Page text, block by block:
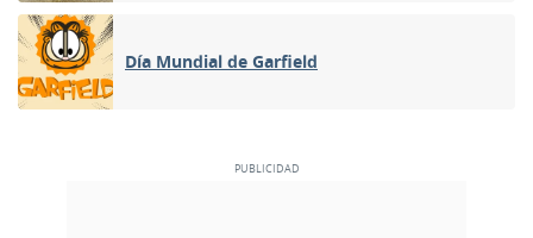
Día Mundial de Garfield